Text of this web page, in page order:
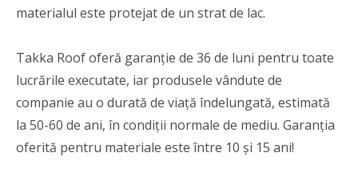
materialul este protejat de un strat de lac.
Takka Roof oferă garanție de 36 de luni pentru toate
lucrările executate, iar produsele vândute de
companie au o durată de viață îndelungată, estimată
la 50-60 de ani, în condiții normale de mediu. Garanția
oferită pentru materiale este între 10 și 15 ani!